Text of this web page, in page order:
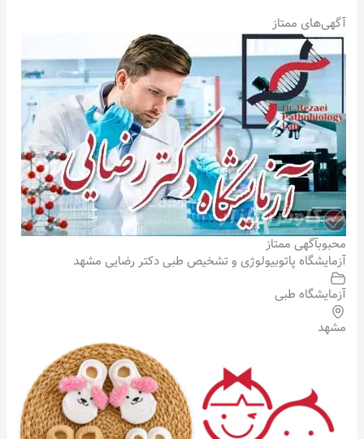
آگهی‌های ممتاز
محبوبآگهی ممتاز
آزمایشگاه پاتوبیولوژی و تشخیص طبی دکتر رضایی مشهد
آزمایشگاه طبی
مشهد